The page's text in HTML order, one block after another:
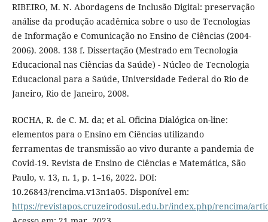
RIBEIRO, M. N. Abordagens de Inclusão Digital: preservação
análise da produção acadêmica sobre o uso de Tecnologias
de Informação e Comunicação no Ensino de Ciências (2004-
2006). 2008. 138 f. Dissertação (Mestrado em Tecnologia
Educacional nas Ciências da Saúde) - Núcleo de Tecnologia
Educacional para a Saúde, Universidade Federal do Rio de
Janeiro, Rio de Janeiro, 2008.
ROCHA, R. de C. M. da; et al. Oficina Dialógica on-line:
elementos para o Ensino em Ciências utilizando
ferramentas de transmissão ao vivo durante a pandemia de
Covid-19. Revista de Ensino de Ciências e Matemática, São
Paulo, v. 13, n. 1, p. 1–16, 2022. DOI:
10.26843/rencima.v13n1a05. Disponível em:
https://revistapos.cruzeirodosul.edu.br/index.php/rencima/